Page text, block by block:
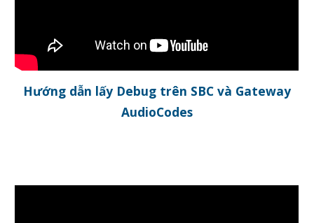
Hướng dẫn lấy Debug trên SBC và Gateway
AudioCodes